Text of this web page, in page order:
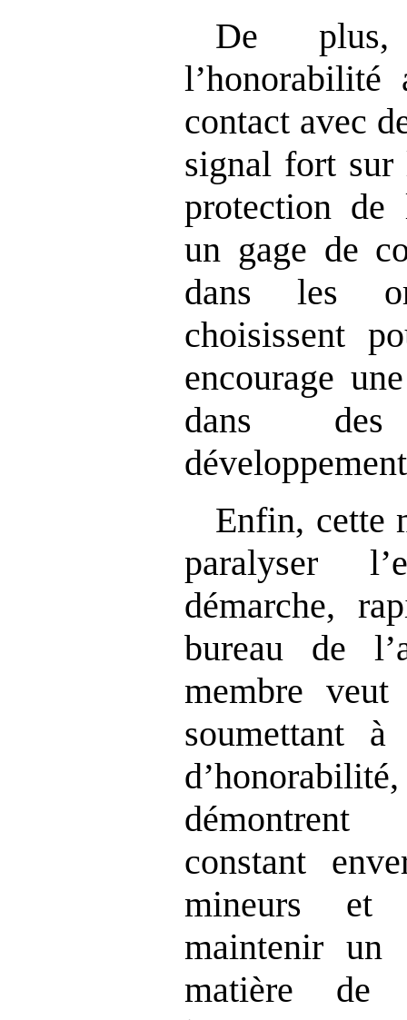
De plus,
l’honorabilité
contact avec
signal fort sur
protection de
un gage de
dans les
choisissent
encourage
dans
Enfin, cette
paralyser
démarche,
bureau de
membre
soumettant
démontrent
constant
mineurs
maintenir un
matière de